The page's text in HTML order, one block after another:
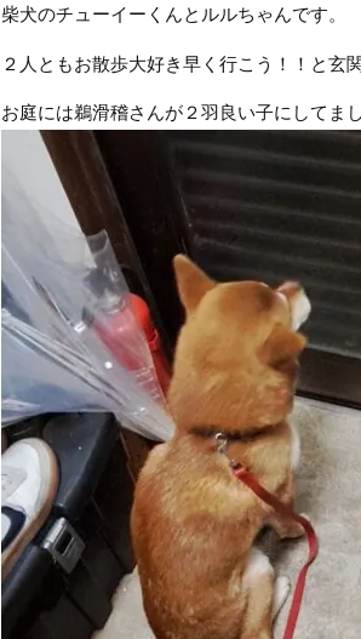
柴犬のチューイーくんとルルちゃんです。
２人ともお散歩大好き早く行こう！！と玄
お庭には鵜滑稽さんが２羽良い子にしてま